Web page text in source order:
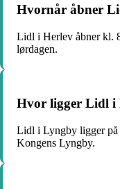
Hvornår åbner
Lidl i Herlev åbner kl.
lørdagen.
Hvor ligger Lidl i
Lidl i Lyngby ligger på
Kongens Lyngby.